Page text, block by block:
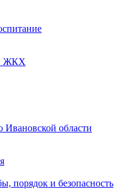
ЖКХ
области
порядок и безопасность